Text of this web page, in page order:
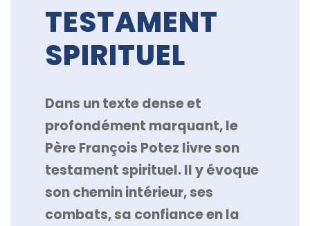
TESTAMENT
SPIRITUEL
Dans un texte dense et
profondément marquant, le
Père François Potez livre son
testament spirituel. Il y évoque
son chemin intérieur, ses
combats, sa confiance en la